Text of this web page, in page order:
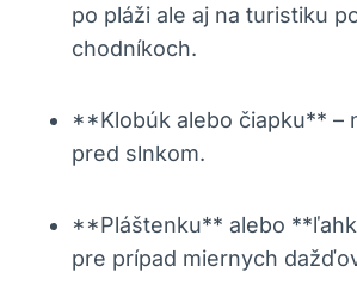
po pláži ale aj na turistiku
chodníkoch.
**Klobúk alebo čiapku** –
pred slnkom.
**Pláštenku** alebo
pre prípad miernych